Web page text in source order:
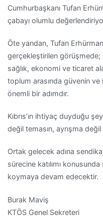
Cumhurbaşkanı Tufan
çabayı olumlu
Öte yandan, Tufan
gerçekleştirilen
sağlık, ekonomi ve ticaret
toplum arasında güvenin ve
önemli bir adımdır.
Kıbrıs’ın ihtiyaç duyduğu
değil temasın, ayrışma
Ortak gelecek adına
sürecine katılımı
koymaya devam edecektir.
Burak Maviş
KTÖS Genel Sekreteri